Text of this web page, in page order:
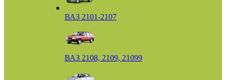
ВАЗ 2101-2107
ВАЗ 2108, 2109, 21099